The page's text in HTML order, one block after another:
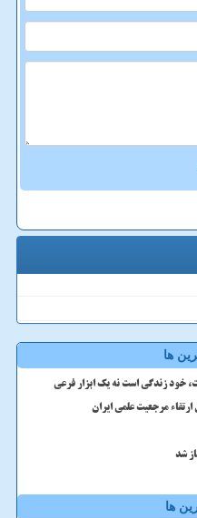
ها
خود زندگی است نه یک ابزار فرعی
مرجعیت علمی ایران
ها